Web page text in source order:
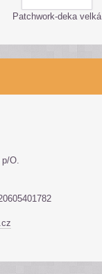
Patchwork-deka velká
O.